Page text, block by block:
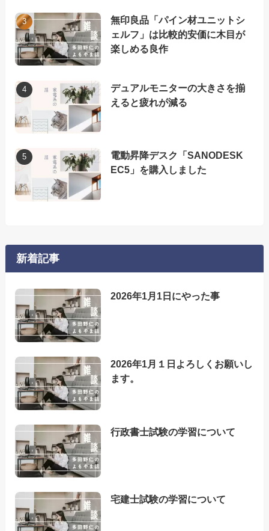
無印良品「パイン材ユニットシ
ェルフ」は比較的安価に木目が
楽しめる良作
デュアルモニターの大きさを揃
えると疲れが減る
電動昇降デスク「SANODESK
EC5」を購入しました
新着記事
2026年1月1日にやった事
2026年1月１日よろしくお願いし
ます。
行政書士試験の学習について
宅建士試験の学習について